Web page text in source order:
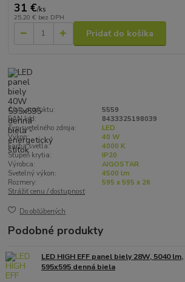
31 €/ks
25,20 € bez DPH
Pridať do košíka
Číslo produktu:
5559
EAN kód:
8433325198039
Typ svetelného zdroja:
LED
Výkon:
40 W
Farba svetla:
4000 K
Stupeň krytia:
IP20
Výrobca:
AIGOSTAR
Svetelný výkon:
4500 lm
Rozmery:
595 x 595 x 26
Strážiť cenu / dostupnosť
Do obľúbených
Podobné produkty
LED HIGH EFF panel biely 28W, 5040 lm,
595x595 denná biela